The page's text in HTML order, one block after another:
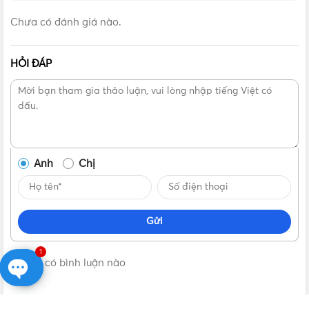
Chưa có đánh giá nào.
HỎI ĐÁP
Anh Chị
Gửi
Không có bình luận nào
1